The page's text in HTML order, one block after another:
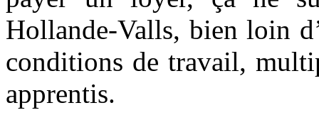
Hollande-Valls, bien loin
conditions de travail,
apprentis.